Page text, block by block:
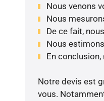
Nous venons
Nous
De ce fait,
Nous
En
Notre devis est
vous.